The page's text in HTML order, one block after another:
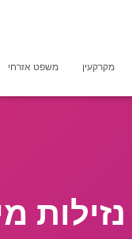
מקרקעין משפט אזרחי